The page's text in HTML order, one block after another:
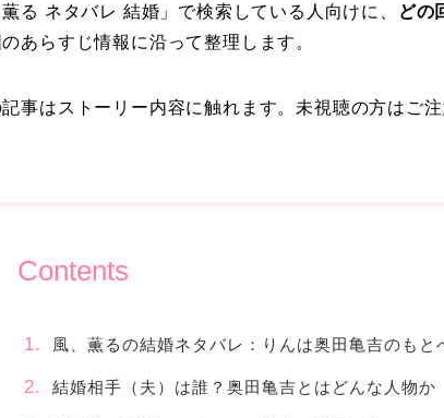
薫る ネタバレ 結婚」で検索している人向けに、 どの
あらすじ情報に沿って整理します。
事はストーリー内容に触れます。未視聴の方はご注
Contents
風、薫るの結婚ネタバレ：りんは奥田亀吉のもと
結婚相手（夫）は誰？奥田亀吉とはどんな人物か